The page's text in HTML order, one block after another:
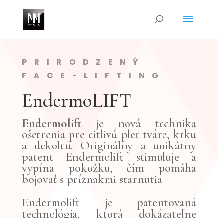
PRIRODZENÝ
FACE-LIFTING
EndermoLIFT
Endermoliftje nová technika
ošetrenia pre citlivú pleť tváre, krku
a dekoltu. Originálny a unikátny
patent Endermolift stimuluje a
vypína pokožku, čím pomáha
bojovať s príznakmi starnutia.
Endermolift je patentovaná
technológia, ktorá dokázateľne